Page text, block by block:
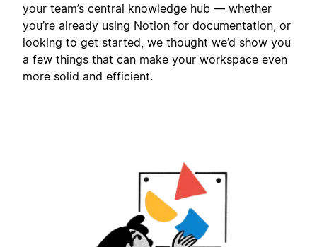
your team’s central knowledge hub — whether
you’re already using Notion for documentation, or
looking to get started, we thought we’d show you
a few things that can make your workspace even
more solid and efficient.